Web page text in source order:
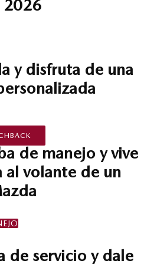
CON RUMBO FIJO
50 2025
CON RUMBO
2025
2026
y disfruta de una
de manejo y vive
al volante de un
de servicio y dale